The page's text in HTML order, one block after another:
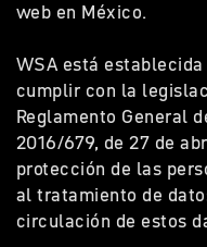
web en México.
WSA está
cumplir con la
Reglamento General
2016/679, de 27 de
protección de las
al tratamiento de
circulación de estos